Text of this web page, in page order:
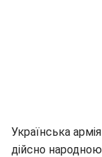
Українська
дійсно